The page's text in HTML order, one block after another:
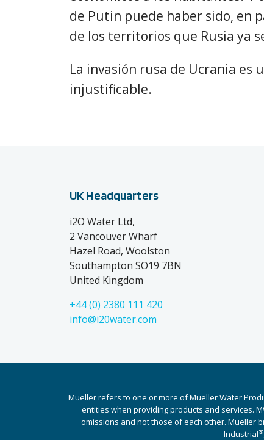
de Putin puede haber sido, en
de los territorios que Rusia ya
La invasión rusa de Ucrania
injustificable.
UK Headquarters
i2O Water Ltd,
2 Vancouver Wharf
Hazel Road, Woolston
Southampton SO19 7BN
United Kingdom
+44 (0) 2380 111 420
info@i20water.com
Mueller refers to one or more of Mueller Water
entities when providing products and services.
omissions and not those of each other. Mueller
Industrial®